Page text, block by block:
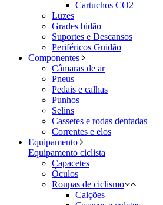
Cartuchos CO2
Luzes
Grades bidão
Suportes e Descansos
Periféricos Guidão
Componentes
Câmaras de ar
Pneus
Pedais e calhas
Punhos
Selins
Cassetes e rodas dentadas
Correntes e elos
Equipamento
Equipamento ciclista
Capacetes
Óculos
Roupas de ciclismo
Calções